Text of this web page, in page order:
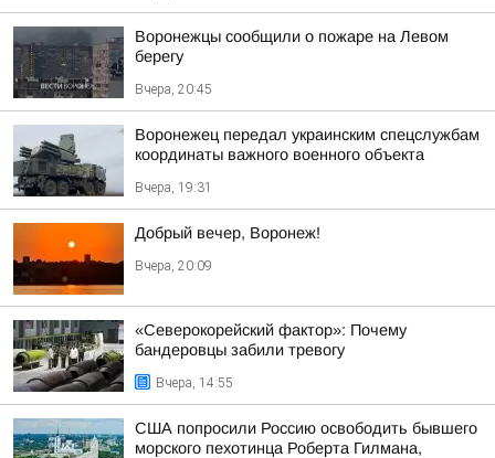
Воронежцы сообщили о пожаре на Левом
берегу
Вчера, 20:45
Воронежец передал украинским спецслужбам
координаты важного военного объекта
Вчера, 19:31
Добрый вечер, Воронеж!
Вчера, 20:09
«Северокорейский фактор»: Почему
бандеровцы забили тревогу
Вчера, 14:55
США попросили Россию освободить бывшего
морского пехотинца Роберта Гилмана,